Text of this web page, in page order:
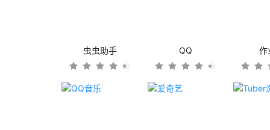
虫虫助手 QQ 作